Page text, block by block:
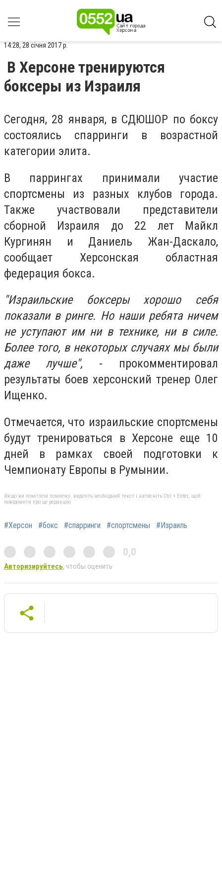
14:28, 28 січня 2017 р.
В Херсоне тренируются
боксеры из Израиля
Сегодня, 28 января, в СДЮШОР по боксу
состоялись спарринги в возрастной
категории элита.
В паррингах принимали участие
спортсмены из разных клубов города.
Также участвовали представители
сборной Израиля до 22 лет Майкл
Кургинян и Даниель Жан-Даскало,
сообщает Херсонская областная
федерация бокса.
"Израильские боксеры хорошо себя
показали в ринге. Но наши ребята ничем
не уступают им ни в технике, ни в силе.
Более того, в некоторых случаях мы были
даже лучше", - прокомментировал
результаты боев херсонский тренер Олег
Ищенко.
Отмечается, что израильские спортсмены
будут тренироваться в Херсоне еще 10
дней в рамках своей подготовки к
Чемпионату Европы в Румынии.
Якщо ви помітили помилку, виділіть необхідний текст і натисніть Ctrl + Enter, щоб
повідомити про це редакцію
#Херсон #бокс #спарринги #спортсмены #Израиль
0,0
Авторизируйтесь, чтобы оценить